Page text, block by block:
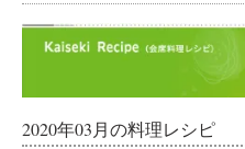
2020年03月の料理レシピ